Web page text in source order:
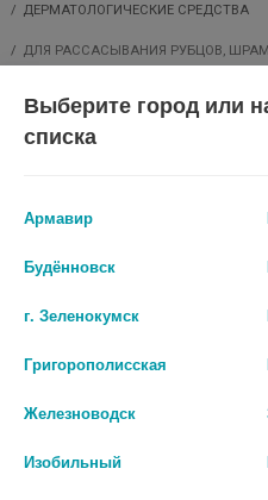
ДЕРМАТОЛОГИЧЕСКИЕ СРЕДСТВА
ДЛЯ РАССАСЫВАНИЯ РУБЦОВ,
Для
Выберите город или
списка
Армавир
Будённовск
г. Зеленокумск
Григорополисская
Железноводск
Изобильный